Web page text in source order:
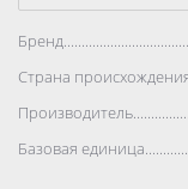
Страна
Базовая